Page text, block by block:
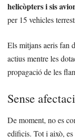
helicòpters i sis
per 15 vehicles
Els mitjans aeris fan
actius mentre les
propagació de les
Sense
De moment, no es
edificis. Tot i això,